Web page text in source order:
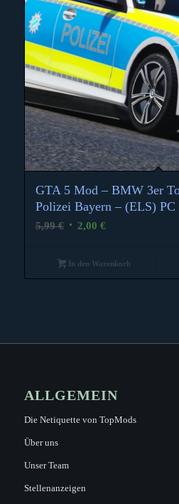
4.50
GTA 5 Mod – BMW 3er
Polizei Bayern – (ELS) PC
5,99€ Ursprünglicher
2,00 €Aktueller
In den Warenkorb
ALLGEMEIN
Die Netiquette von TopMods
Über uns
Unser Team
Stellenanzeigen